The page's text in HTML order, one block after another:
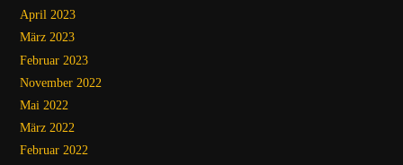
April 2023
März 2023
Februar 2023
November 2022
Mai 2022
März 2022
Februar 2022